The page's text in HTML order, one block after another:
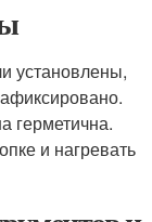
установлены,
герметична.
и нагревать